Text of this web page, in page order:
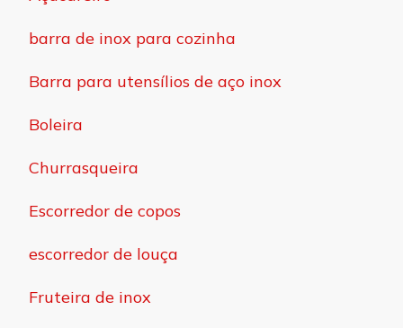
barra de inox para cozinha
Barra para utensílios de aço inox
Boleira
Churrasqueira
Escorredor de copos
escorredor de louça
Fruteira de inox